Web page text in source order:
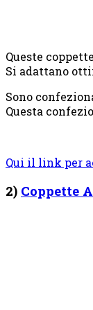
Queste
Si adattano
Sono
Questa
Qui il link per
2) Coppette